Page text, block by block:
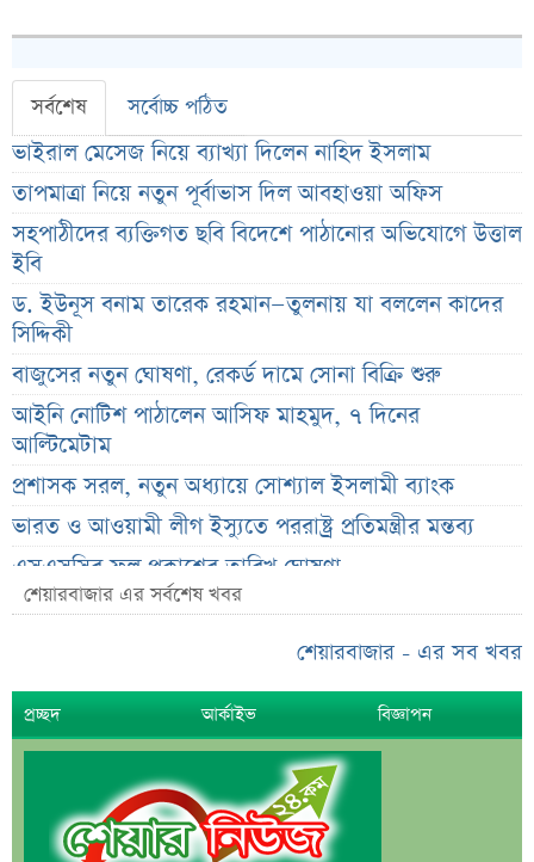
সর্বশেষ সর্বোচ্চ পঠিত
ভাইরাল মেসেজ নিয়ে ব্যাখ্যা দিলেন নাহিদ ইসলাম
তাপমাত্রা নিয়ে নতুন পূর্বাভাস দিল আবহাওয়া অফিস
সহপাঠীদের ব্যক্তিগত ছবি বিদেশে পাঠানোর অভিযোগে উত্তাল
ইবি
ড. ইউনূস বনাম তারেক রহমান—তুলনায় যা বললেন কাদের
সিদ্দিকী
বাজুসের নতুন ঘোষণা, রেকর্ড দামে সোনা বিক্রি শুরু
আইনি নোটিশ পাঠালেন আসিফ মাহমুদ, ৭ দিনের
আল্টিমেটাম
প্রশাসক সরল, নতুন অধ্যায়ে সোশ্যাল ইসলামী ব্যাংক
ভারত ও আওয়ামী লীগ ইস্যুতে পররাষ্ট্র প্রতিমন্ত্রীর মন্তব্য
এসএসসির ফল প্রকাশের তারিখ ঘোষণা
সৌদিতে বাংলাদেশিদের জন্য বড় সুখবর
নয় মাসের স্থবিরতা কাটিয়ে আবার গ্যাস পরিবহনে ইন্ট্রাকো
উচ্চ সুদেও মিলছে না আমানত, অবসায়নের প্রক্রিয়ায় ৫
আর্থিক প্রতিষ্ঠান
রাষ্ট্রপতি নির্বাচনের চূড়ান্ত তারিখ ঘোষণা
সাকিবের বাড়িতে হামলার পর কড়া প্রতিক্রিয়া পশ্চিমবঙ্গের
মন্ত্রীর
শেয়ারবাজার এর সর্বশেষ খবর
শেয়ারবাজার - এর সব খবর
প্রচ্ছদ আর্কাইভ বিজ্ঞাপন